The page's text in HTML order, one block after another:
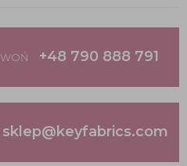
+48 790 888 791
sklep@keyfabrics.com